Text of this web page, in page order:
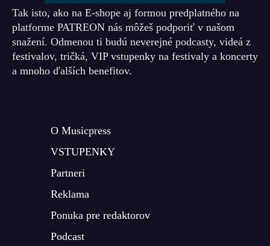
Tak isto, ako na E-shope aj formou predplatného na
platforme PATREON nás môžeš podporiť v našom
snažení. Odmenou ti budú neverejné podcasty, videá z
festivalov, tričká, VIP vstupenky na festivaly a koncerty
a mnoho ďalších benefitov.
O Musicpress
VSTUPENKY
Partneri
Reklama
Ponuka pre redaktorov
Podcast